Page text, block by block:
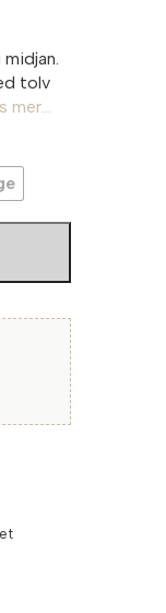
tolv
mer...